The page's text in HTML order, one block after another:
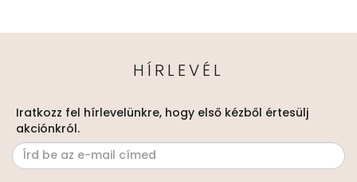
HÍRLEVÉL
Iratkozz fel hírlevelünkre, hogy első kézből értesülj
akciónkról.